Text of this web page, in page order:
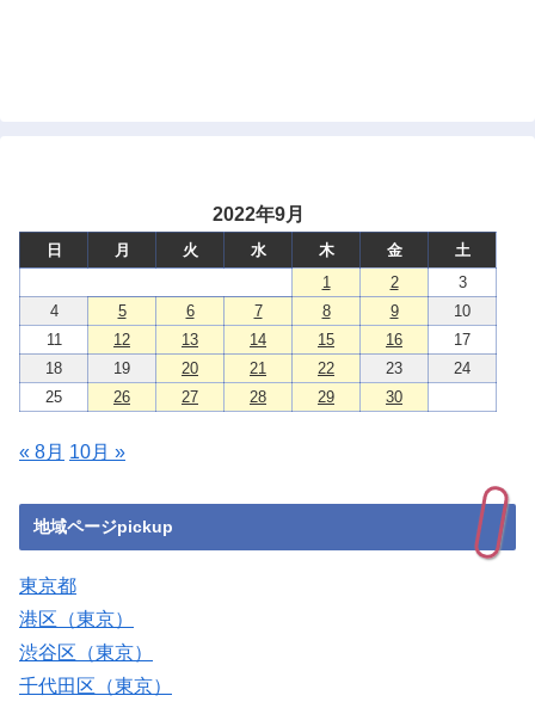
2022年9月
日 月 火 水 木 金
土
1
2
3
4
5 6 7 8 9
10
11
12 13 14 15 16
17
18
19 20 21 22 23
24
25
26 27 28 29 30
« 8月 10月 »
地域ページpickup
東京都
港区（東京）
渋谷区（東京）
千代田区（東京）